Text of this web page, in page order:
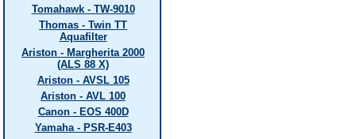
Tomahawk - TW-9010
Thomas - Twin TT
Aquafilter
Ariston - Margherita 2000
(ALS 88 X)
Ariston - AVSL 105
Ariston - AVL 100
Canon - EOS 400D
Yamaha - PSR-E403